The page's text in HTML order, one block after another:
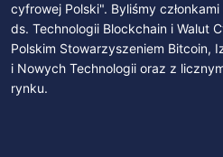
cyfrowej Polski". Byliśmy
ds. Technologii Blockchain i Walut
Polskim Stowarzyszeniem Bitcoin,
i Nowych Technologii oraz z
rynku.